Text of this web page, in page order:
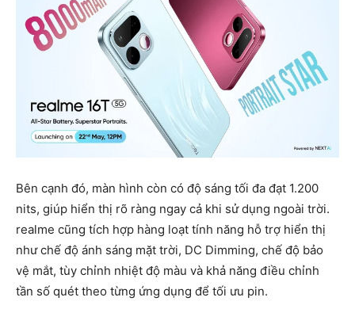
Bên cạnh đó, màn hình còn có độ sáng tối đa đạt 1.200
nits, giúp hiển thị rõ ràng ngay cả khi sử dụng ngoài trời.
realme cũng tích hợp hàng loạt tính năng hỗ trợ hiển thị
như chế độ ánh sáng mặt trời, DC Dimming, chế độ bảo
vệ mắt, tùy chỉnh nhiệt độ màu và khả năng điều chỉnh
tần số quét theo từng ứng dụng để tối ưu pin.